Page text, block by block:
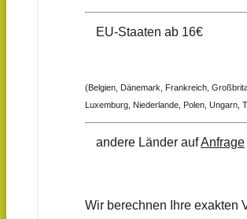
EU-Staaten ab 16€
(Belgien, Dänemark, Frankreich,
Luxemburg, Niederlande, Polen, Ungarn,
andere Länder aufAnfrage
Wir berechnen Ihre exakten